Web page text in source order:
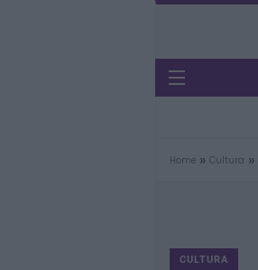
Home » Cultura »
CULTURA